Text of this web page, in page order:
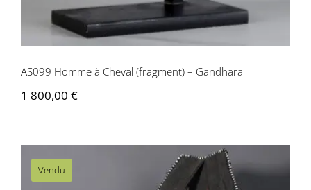
Contactez-nous
AS099 Homme à Cheval (fragment) – Gandhara
1 800,00 €
Vendu